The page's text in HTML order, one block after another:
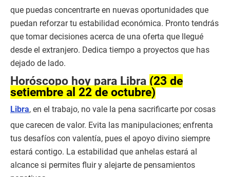
que puedas concentrarte en nuevas oportunidades que
puedan reforzar tu estabilidad económica. Pronto tendrás
que tomar decisiones acerca de una oferta que llegué
desde el extranjero. Dedica tiempo a proyectos que has
dejado de lado.
Horóscopo hoy para Libra (23 de
setiembre al 22 de octubre)
Libra, en el trabajo, no vale la pena sacrificarte por cosas
que carecen de valor. Evita las manipulaciones; enfrenta
tus desafíos con valentía, pues el apoyo divino siempre
estará contigo. La estabilidad que anhelas estará al
alcance si permites fluir y alejarte de pensamientos